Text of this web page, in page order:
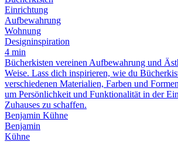
Einrichtung
Aufbewahrung
Wohnung
Designinspiration
4 min
Bücherkisten vereinen Aufbewahrung und
Weise. Lass dich inspirieren, wie du
verschiedenen Materialien, Farben und
um Persönlichkeit und Funktionalität in der
Zuhauses zu schaffen.
Benjamin Kühne
Benjamin
Kühne